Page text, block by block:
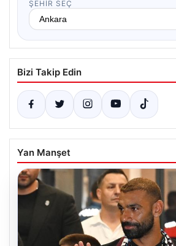
ŞEHIR SEÇ
Bizi Takip Edin
Yan Manşet